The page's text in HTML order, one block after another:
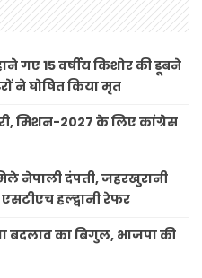
गए 15 वर्षीय किशोर की डूबने
ने घोषित किया मृत
मिशन-2027 के लिए कांग्रेस
नेपाली दंपती, जहरखुरानी
हल्द्वानी रेफर
बदलाव का बिगुल, भाजपा की